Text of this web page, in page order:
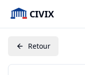
CIVIX
Retour